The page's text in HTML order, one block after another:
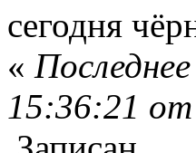
сегодня
«
15:36:21